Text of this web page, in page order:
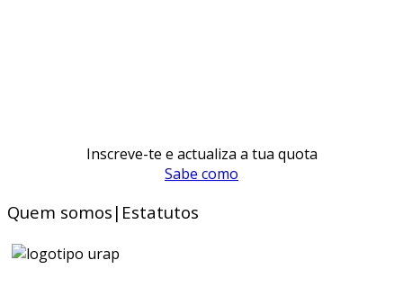
Inscreve-te e actualiza a tua quota
Sabe como
Quem somos|Estatutos